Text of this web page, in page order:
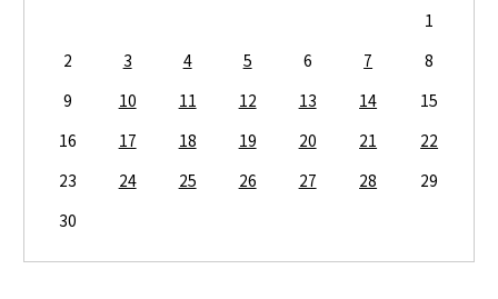
1
2
3 4 5 6 7
8
9
10 11 12 13 14
15
16
17 18 19 20 21
22
23
24 25 26 27 28
29
30